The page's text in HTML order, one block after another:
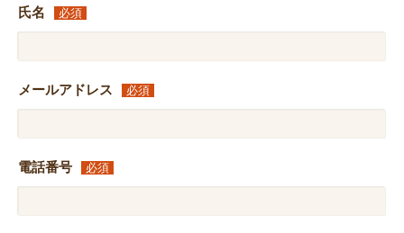
氏名 必須
メールアドレス 必須
電話番号 必須